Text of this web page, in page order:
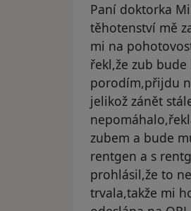
Paní doktorka
těhotenství mě
mi na
řekl,že zub
porodím,přijdu
jelikož zánět
zubem a bude
rentgen a s
prohlásil,že to
trvala,takže mi